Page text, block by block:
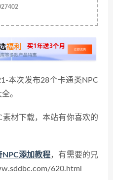
本次发布28个卡通类NPC
。
素材下载，本站有你喜欢的
NPC添加教程，有需要的兄
620.html